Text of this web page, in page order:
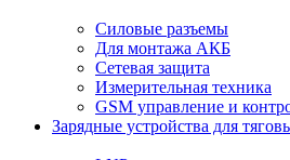
Силовые разъемы
Для монтажа АКБ
Сетевая защита
Измерительная техника
GSM управление и
Зарядные устройства для